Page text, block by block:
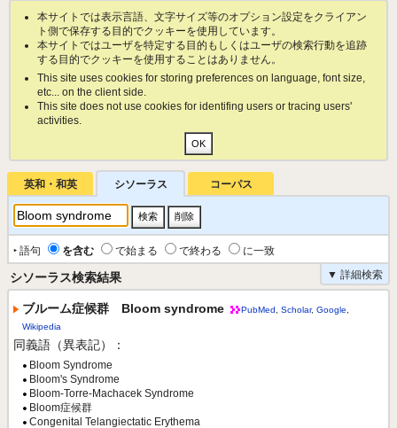
本サイトでは表示言語、文字サイズ等のオプション設定をクライアン
ト側で保存する目的でクッキーを使用しています。
本サイトではユーザを特定する目的もしくはユーザの検索行動を追跡
する目的でクッキーを使用することはありません。
This site uses cookies for storing preferences on language, font size,
etc... on the client side.
This site does not use cookies for identifing users or tracing users'
activities.
英和・和英 シソーラス コーパス
‣ 語句 を含む で始まる で終わる
に一致
▼ 詳細検索
シソーラス検索結果
ブルーム症候群 Bloom syndrome PubMed Scholar, Google
Wikipedia
同義語（異表記）：
Bloom Syndrome
Bloom's Syndrome
Bloom-Torre-Machacek Syndrome
Bloom症候群
Congenital Telangiectatic Erythema